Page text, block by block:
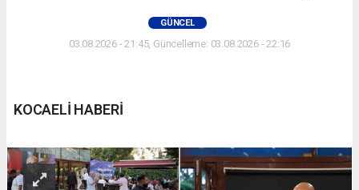
GÜNCEL
03.08.2026 - 21:45, Güncelleme: 03.08.2026 - 22:16
KOCAELİ HABERİ